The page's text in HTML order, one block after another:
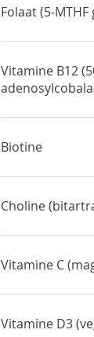
Folaat (5-
Vitamine B12
Biotine
Choline
Vitamine C
Vitamine D3